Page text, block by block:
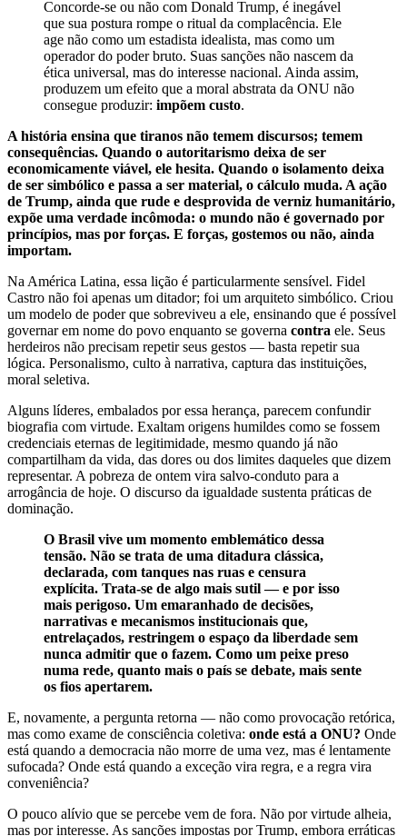
Concorde-se ou não com Donald Trump, é inegável
que sua postura rompe o ritual da complacência. Ele
age não como um estadista idealista, mas como um
operador do poder bruto. Suas sanções não nascem da
ética universal, mas do interesse nacional. Ainda assim,
produzem um efeito que a moral abstrata da ONU não
consegue produzir: impõem custo.
A história ensina que tiranos não temem discursos; temem
consequências. Quando o autoritarismo deixa de ser
economicamente viável, ele hesita. Quando o isolamento deixa
de ser simbólico e passa a ser material, o cálculo muda. A ação
de Trump, ainda que rude e desprovida de verniz humanitário,
expõe uma verdade incômoda: o mundo não é governado por
princípios, mas por forças. E forças, gostemos ou não, ainda
importam.
Na América Latina, essa lição é particularmente sensível. Fidel
Castro não foi apenas um ditador; foi um arquiteto simbólico. Criou
um modelo de poder que sobreviveu a ele, ensinando que é possível
governar em nome do povo enquanto se governa contra ele. Seus
herdeiros não precisam repetir seus gestos — basta repetir sua
lógica. Personalismo, culto à narrativa, captura das instituições,
moral seletiva.
Alguns líderes, embalados por essa herança, parecem confundir
biografia com virtude. Exaltam origens humildes como se fossem
credenciais eternas de legitimidade, mesmo quando já não
compartilham da vida, das dores ou dos limites daqueles que dizem
representar. A pobreza de ontem vira salvo-conduto para a
arrogância de hoje. O discurso da igualdade sustenta práticas de
dominação.
O Brasil vive um momento emblemático dessa
tensão. Não se trata de uma ditadura clássica,
declarada, com tanques nas ruas e censura
explícita. Trata-se de algo mais sutil — e por isso
mais perigoso. Um emaranhado de decisões,
narrativas e mecanismos institucionais que,
entrelaçados, restringem o espaço da liberdade sem
nunca admitir que o fazem. Como um peixe preso
numa rede, quanto mais o país se debate, mais sente
os fios apertarem.
E, novamente, a pergunta retorna — não como provocação retórica,
mas como exame de consciência coletiva: onde está a ONU? Onde
está quando a democracia não morre de uma vez, mas é lentamente
sufocada? Onde está quando a exceção vira regra, e a regra vira
conveniência?
O pouco alívio que se percebe vem de fora. Não por virtude alheia,
mas por interesse. As sanções impostas por Trump, embora erráticas